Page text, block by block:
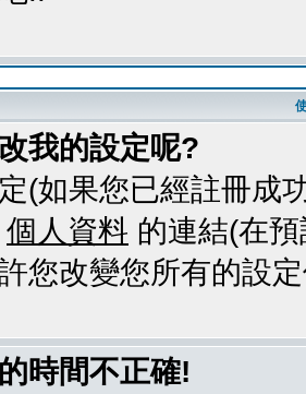
我的設定呢?
(如果您已經註冊成
個人資料 的連結(在
您改變您所有的設
時間不正確!